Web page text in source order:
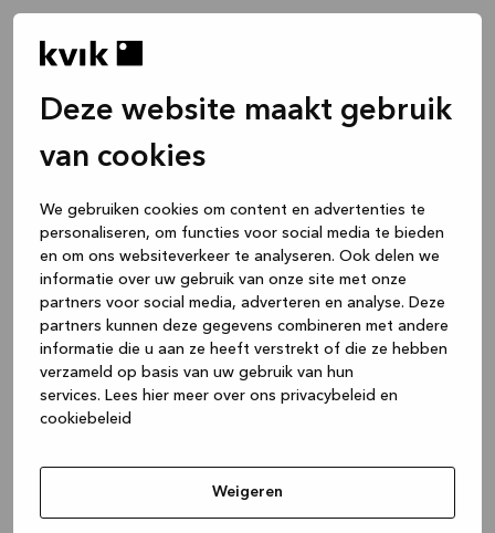
Deze website maakt gebruik
van cookies
We gebruiken cookies om content en advertenties te
personaliseren, om functies voor social media te bieden
en om ons websiteverkeer te analyseren. Ook delen we
informatie over uw gebruik van onze site met onze
partners voor social media, adverteren en analyse. Deze
partners kunnen deze gegevens combineren met andere
informatie die u aan ze heeft verstrekt of die ze hebben
verzameld op basis van uw gebruik van hun
services. Lees hier meer over ons privacybeleid en
cookiebeleid
Weigeren
(see the browser console for more
information).